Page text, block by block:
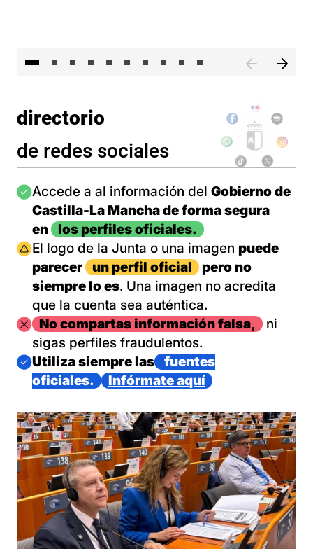
directorio
de redes sociales
Imagen
Accede a al información del Gobierno de
Castilla-La Mancha de forma segura
en
los perfiles oficiales.
Imagen
El logo de la Junta o una imagen puede
parecer
un perfil oficial
pero no
siempre lo es. Una imagen no acredita
que la cuenta sea auténtica.
ImagenNo compartas información falsa,
ni
sigas perfiles fraudulentos.
Imagen
Utiliza siempre las
fuentes
oficiales.
Infórmate aquí